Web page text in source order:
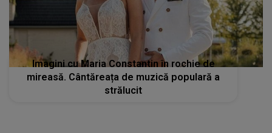
Imagini cu Maria Constantin în rochie de
mireasă. Cântăreața de muzică populară a
strălucit